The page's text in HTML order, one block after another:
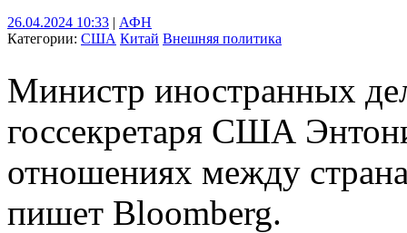
26.04.2024 10:33 | АФН
Категории: США Китай Внешняя политика
Министр иностранных
госсекретаря США
отношениях между
пишет Bloomberg.